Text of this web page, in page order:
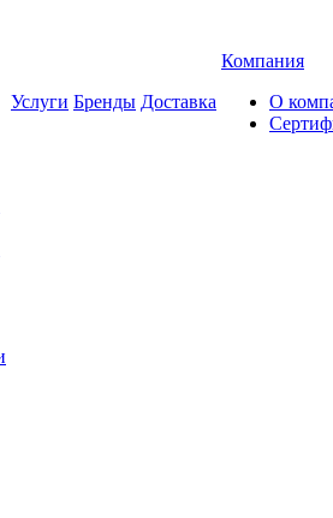
Услуги Бренды Доставка
Компания
О